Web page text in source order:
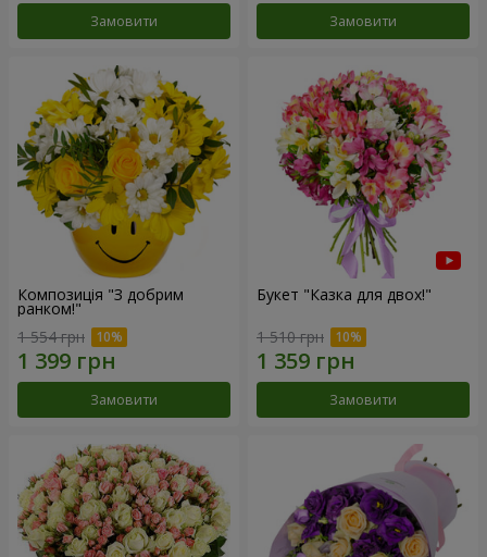
Замовити Замовити
Композиція "З добрим
ранком!"
1 554 грн
Замовити
Букет "Казка для двох!"
1 510 грн
Замовити